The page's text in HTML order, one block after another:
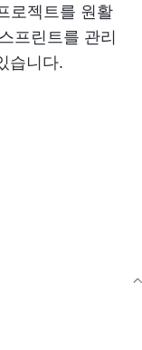
로젝트를 원활
프린트를 관리
습니다.